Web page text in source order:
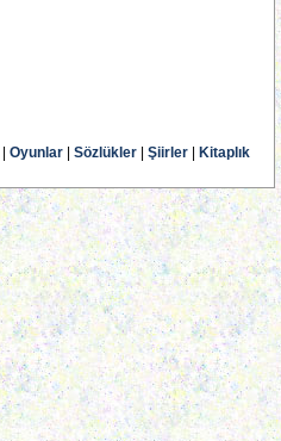
Oyunlar Sözlükler Şiirler Kitaplık